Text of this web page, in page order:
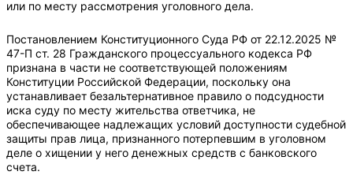
или по месту рассмотрения уголовного дела.
Постановлением Конституционного Суда РФ от 22.12.2025 №
47-П ст. 28 Гражданского процессуального кодекса РФ
признана в части не соответствующей положениям
Конституции Российской Федерации, поскольку она
устанавливает безальтернативное правило о подсудности
иска суду по месту жительства ответчика, не
обеспечивающее надлежащих условий доступности судебной
защиты прав лица, признанного потерпевшим в уголовном
деле о хищении у него денежных средств с банковского
счета.